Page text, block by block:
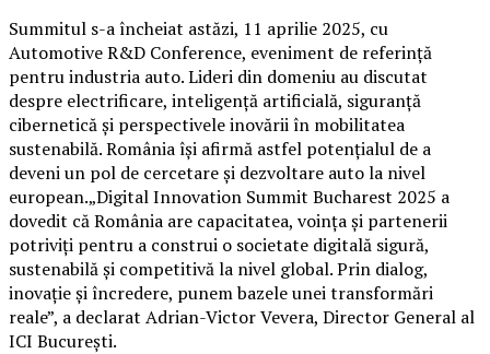
Summitul s-a încheiat astăzi, 11 aprilie 2025, cu
Automotive R&D Conference, eveniment de referință
pentru industria auto. Lideri din domeniu au discutat
despre electrificare, inteligență artificială, siguranță
cibernetică și perspectivele inovării în mobilitatea
sustenabilă. România își afirmă astfel potențialul de a
deveni un pol de cercetare și dezvoltare auto la nivel
european.„Digital Innovation Summit Bucharest 2025 a
dovedit că România are capacitatea, voința și partenerii
potriviți pentru a construi o societate digitală sigură,
sustenabilă și competitivă la nivel global. Prin dialog,
inovație și încredere, punem bazele unei transformări
reale”, a declarat Adrian-Victor Vevera, Director General al
ICI București.